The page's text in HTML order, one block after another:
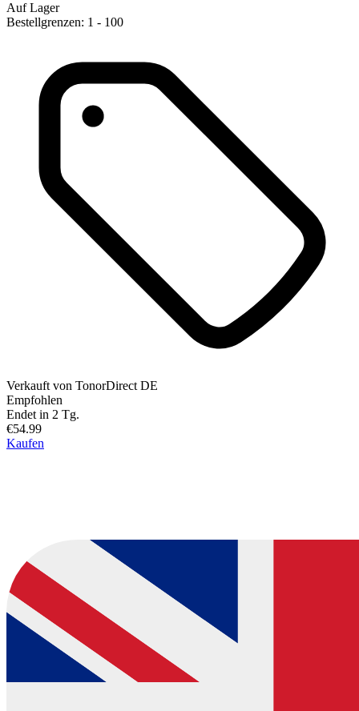
Auf Lager
Bestellgrenzen: 1 - 100
Verkauft von TonorDirect DE
Empfohlen
Endet in 2 Tg.
€54.99
Kaufen